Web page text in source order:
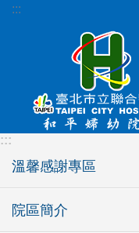
跳到主要內容區塊
:::
:::
溫馨感謝專區
院區簡介